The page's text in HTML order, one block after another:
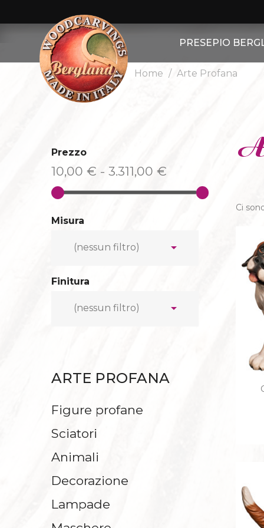
PRESEPIO
ALTRE FIGURE
CAPANNE
FIGURE
IN
Home Arte Profana
Prezzo
10,00 € - 3.311,00 €
Misura
(nessun filtro) 
Finitura
(nessun filtro) 
ARTE PROFANA
Figure profane
Sciatori
Animali
Decorazione
Lampade
Ci